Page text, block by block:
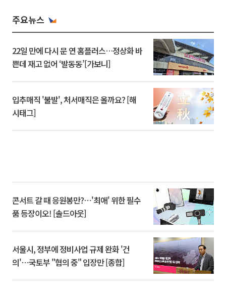
주요뉴스
22일 만에 다시 문 연 홈플러스…정상화 바
쁜데 재고 없어 ‘발동동’[가보니]
입추매직 '불발', 처서매직은 올까요? [해
시태그]
콘서트 갈 때 응원봉만?⋯'최애' 위한 필수
품 등장이오! [솔드아웃]
서울시, 정부에 정비사업 규제 완화 '건
의'⋯국토부 "협의 중" 입장만 [종합]